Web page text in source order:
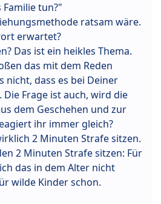
tun?"
ratsam wäre.
erwartet?
Das ist ein heikles Thema.
das mit dem Reden
dass es bei Deiner
Frage ist auch, wird die
dem Geschehen und zur
ihr immer gleich?
2 Minuten Strafe sitzen.
2 Minuten Strafe sitzen: Für
das in dem Alter nicht
wilde Kinder schon.